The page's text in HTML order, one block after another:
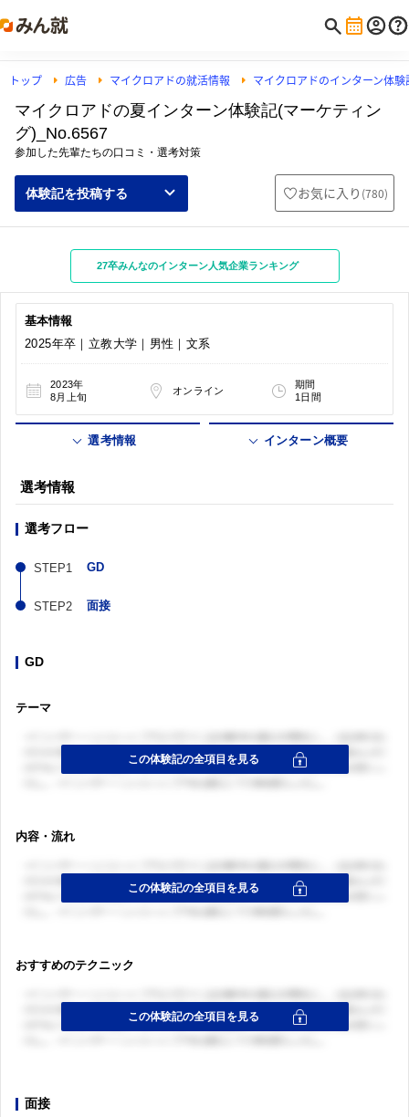
トップ 広告 マイクロアドの就活情報 マイクロアドのインターン体験
マイクロアドの夏インターン体験記(マーケティン
グ)_No.6567
参加した先輩たちの口コミ・選考対策
体験記を投稿する お気に入り (780)
27卒みんなのインターン人気企業ランキング
基本情報
2025年卒｜立教大学｜男性｜文系
2023年
8月上旬
オンライン
期間
1日間
選考情報 インターン概要
選考情報
選考フロー
GD
面接
GD
テーマ
内容・流れ
おすすめのテクニック
面接